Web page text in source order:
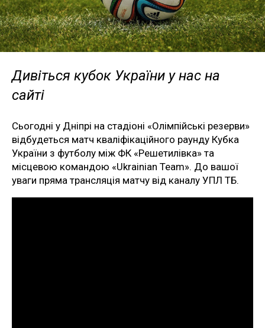
Дивіться кубок України у нас на
сайті
Сьогодні у Дніпрі на стадіоні «Олімпійські резерви»
відбудеться матч кваліфікаційного раунду Кубка
України з футболу між ФК «Решетилівка» та
місцевою командою «Ukrainian Team». До вашої
уваги пряма трансляція матчу від каналу УПЛ ТБ.